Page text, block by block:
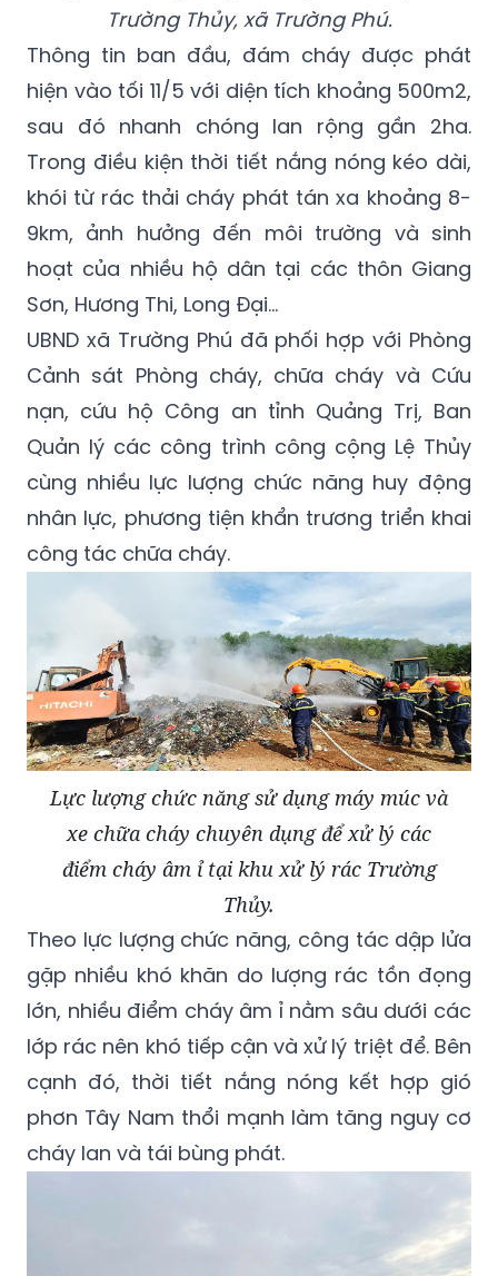
Trường Thủy, xã Trường Phú.
Thông tin ban đầu, đám cháy được phát
hiện vào tối 11/5 với diện tích khoảng 500m2,
sau đó nhanh chóng lan rộng gần 2ha.
Trong điều kiện thời tiết nắng nóng kéo dài,
khói từ rác thải cháy phát tán xa khoảng 8-
9km, ảnh hưởng đến môi trường và sinh
hoạt của nhiều hộ dân tại các thôn Giang
Sơn, Hương Thi, Long Đại…
UBND xã Trường Phú đã phối hợp với Phòng
Cảnh sát Phòng cháy, chữa cháy và Cứu
nạn, cứu hộ Công an tỉnh Quảng Trị, Ban
Quản lý các công trình công cộng Lệ Thủy
cùng nhiều lực lượng chức năng huy động
nhân lực, phương tiện khẩn trương triển khai
công tác chữa cháy.
Lực lượng chức năng sử dụng máy múc và
xe chữa cháy chuyên dụng để xử lý các
điểm cháy âm ỉ tại khu xử lý rác Trường
Thủy.
Theo lực lượng chức năng, công tác dập lửa
gặp nhiều khó khăn do lượng rác tồn đọng
lớn, nhiều điểm cháy âm ỉ nằm sâu dưới các
lớp rác nên khó tiếp cận và xử lý triệt để. Bên
cạnh đó, thời tiết nắng nóng kết hợp gió
phơn Tây Nam thổi mạnh làm tăng nguy cơ
cháy lan và tái bùng phát.